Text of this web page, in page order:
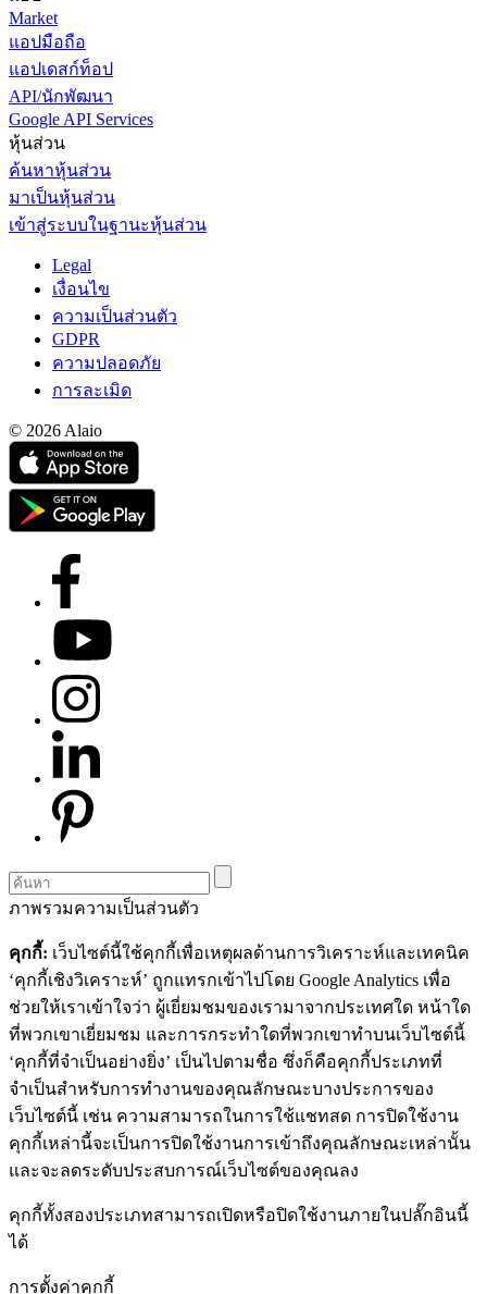
Market
แอปมือถือ
แอปเดสก์ท็อป
API/นักพัฒนา
Google API Services
หุ้นส่วน
ค้นหาหุ้นส่วน
มาเป็นหุ้นส่วน
เข้าสู่ระบบในฐานะหุ้นส่วน
Legal
เงื่อนไข
ความเป็นส่วนตัว
GDPR
ความปลอดภัย
การละเมิด
© 2026 Alaio
ภาพรวมความเป็นส่วนตัว
คุกกี้: เว็บไซต์นี้ใช้คุกกี้เพื่อเหตุผลด้านการวิเคราะห์และเทคนิค
‘คุกกี้เชิงวิเคราะห์’ ถูกแทรกเข้าไปโดย Google Analytics เพื่อ
ช่วยให้เราเข้าใจว่า ผู้เยี่ยมชมของเรามาจากประเทศใด หน้าใด
ที่พวกเขาเยี่ยมชม และการกระทำใดที่พวกเขาทำบนเว็บไซต์นี้
‘คุกกี้ที่จำเป็นอย่างยิ่ง’ เป็นไปตามชื่อ ซึ่งก็คือคุกกี้ประเภทที่
จำเป็นสำหรับการทำงานของคุณลักษณะบางประการของ
เว็บไซต์นี้ เช่น ความสามารถในการใช้แชทสด การปิดใช้งาน
คุกกี้เหล่านี้จะเป็นการปิดใช้งานการเข้าถึงคุณลักษณะเหล่านั้น
และจะลดระดับประสบการณ์เว็บไซต์ของคุณลง
คุกกี้ทั้งสองประเภทสามารถเปิดหรือปิดใช้งานภายในปลั๊กอินนี้
ได้
การตั้งค่าคุกกี้